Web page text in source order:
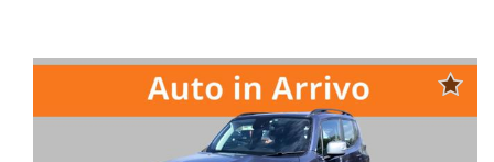
Airbag testa • Alzacristalli elettrici • Android Auto • Apple
CarPlay • Autoradio • Bluetooth • Cerchi in lega • Climatizzatore
• Cruise Control • ESP • Fendinebbia • Full LED • Isofix • Keyless
• Lane Assist • Park Distance Control • PDC • Regolazione
elettrica sedili • Sedile posteriore sdoppiato • Servosterzo •